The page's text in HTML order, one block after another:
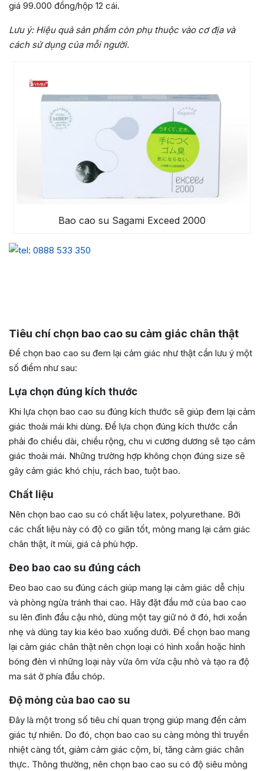
giá 99.000 đồng/hộp 12 cái.
Lưu ý: Hiệu quả sản phẩm còn phụ thuộc vào cơ địa và
cách sử dụng của mỗi người.
Bao cao su Sagami Exceed 2000
Tiêu chí chọn bao cao su cảm giác chân thật
Để chọn bao cao su đem lại cảm giác như thật cần lưu ý một
số điểm như sau:
Lựa chọn đúng kích thước
Khi lựa chọn bao cao su đúng kích thước sẽ giúp đem lại cảm
giác thoải mái khi dùng. Để lựa chọn đúng kích thước cần
phải đo chiều dài, chiều rộng, chu vi cương dương sẽ tạo cảm
giác thoải mái. Những trường hợp không chọn đúng size sẽ
gây cảm giác khó chịu, rách bao, tuột bao.
Chất liệu
Nên chọn bao cao su có chất liệu latex, polyurethane. Bởi
các chất liệu này có độ co giãn tốt, mỏng mang lại cảm giác
chân thật, ít mùi, giá cả phù hợp.
Đeo bao cao su đúng cách
Đeo bao cao su đúng cách giúp mang lại cảm giác dễ chịu
và phòng ngừa tránh thai cao. Hãy đặt đầu mở của bao cao
su lên đỉnh đầu cậu nhỏ, dùng một tay giữ nó ở đó, hơi xoắn
nhẹ và dùng tay kia kéo bao xuống dưới. Để chọn bao mang
lại cảm giác chân thật nên chọn loại có hình xoắn hoặc hình
bóng đèn vì những loại này vừa ôm vừa cậu nhỏ và tạo ra độ
ma sát ở phía đầu chóp.
Độ mỏng của bao cao su
Đây là một trong số tiêu chí quan trọng giúp mang đến cảm
giác tự nhiên. Do đó, chọn bao cao su càng mỏng thì truyền
nhiệt càng tốt, giảm cảm giác cộm, bí, tăng cảm giác chân
thực. Thông thường, nên chọn bao cao su có độ siêu mỏng